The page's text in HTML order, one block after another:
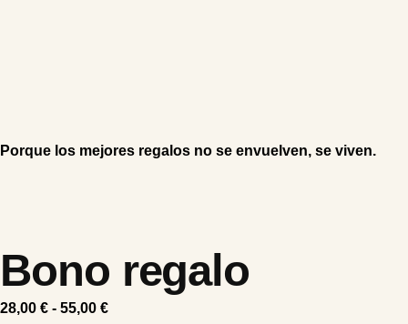
Porque los mejores regalos no se envuelven, se viven.
Bono regalo
28,00 € - 55,00 €